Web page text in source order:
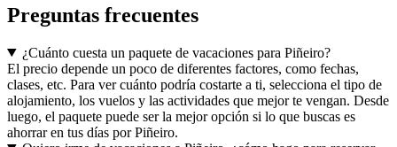
Preguntas frecuentes
¿Cuánto cuesta un paquete de vacaciones para Piñeiro?
El precio depende un poco de diferentes factores, como fechas,
clases, etc. Para ver cuánto podría costarte a ti, selecciona el tipo de
alojamiento, los vuelos y las actividades que mejor te vengan. Desde
luego, el paquete puede ser la mejor opción si lo que buscas es
ahorrar en tus días por Piñeiro.